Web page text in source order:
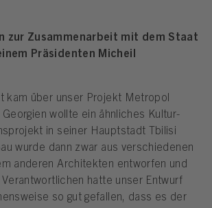
zur Zusammenarbeit mit dem Staat
Präsidenten Micheil
kam über unser Projekt Metropol
Georgien wollte ein ähnliches Kultur-
in seiner Hauptstadt Tbilisi
wurde dann zwar aus verschiedenen
anderen Architekten entworfen und
hatte unser Entwurf
so gut gefallen, dass es der